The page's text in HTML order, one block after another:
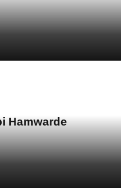
Hamwarde